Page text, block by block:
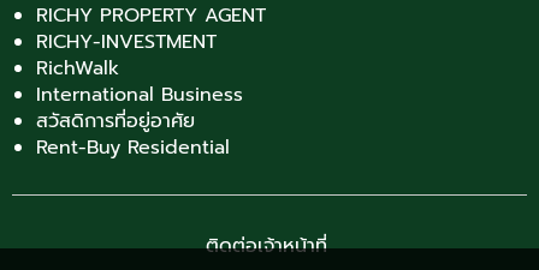
RICHY PROPERTY AGENT
RICHY-INVESTMENT
RichWalk
International Business
สวัสดิการที่อยู่อาศัย
Rent-Buy Residential
ติดต่อเจ้าหน้าที่